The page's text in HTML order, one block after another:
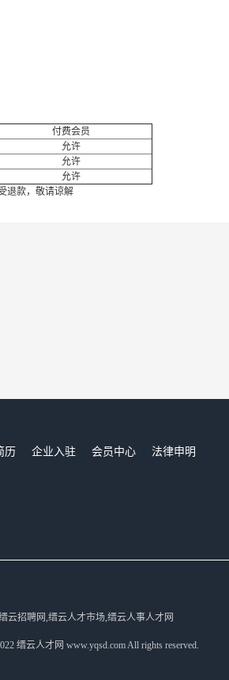
付费会员
允许
允许
允许
退款，敬请谅解
历 企业入驻 会员中心
法律申明
云招聘网,缙云人才市场,缙云人事人才网
缙云人才网 www.yqsd.com All rights reserved.